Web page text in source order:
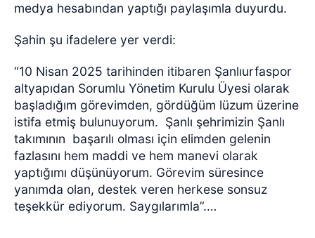
medya hesabından yaptığı paylaşımla duyurdu.
Şahin şu ifadelere yer verdi:
“10 Nisan 2025 tarihinden itibaren Şanlıurfaspor
altyapıdan Sorumlu Yönetim Kurulu Üyesi olarak
başladığım görevimden, gördüğüm lüzum üzerine
istifa etmiş bulunuyorum. Şanlı şehrimizin Şanlı
takımının başarılı olması için elimden gelenin
fazlasını hem maddi ve hem manevi olarak
yaptığımı düşünüyorum. Görevim süresince
yanımda olan, destek veren herkese sonsuz
teşekkür ediyorum. Saygılarımla”.…